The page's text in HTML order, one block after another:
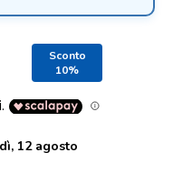
Sconto
10%
12 agosto